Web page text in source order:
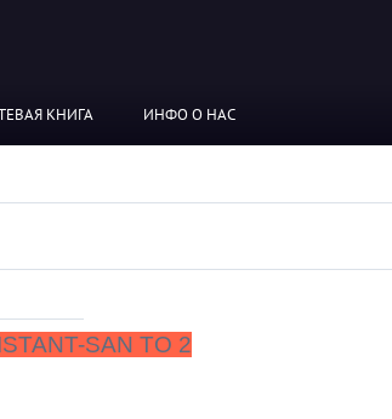
КНИГА ИНФО О НАС
SAN TO 2